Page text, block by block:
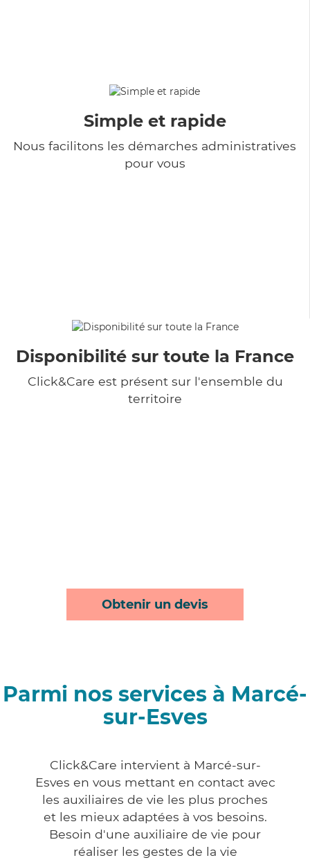
Simple et rapide
Nous facilitons les démarches administratives
pour vous
Disponibilité sur toute la France
Click&Care est présent sur l'ensemble du
territoire
Obtenir un devis
Parmi nos services à Marcé-
sur-Esves
Click&Care intervient à Marcé-sur-
Esves en vous mettant en contact avec
les auxiliaires de vie les plus proches
et les mieux adaptées à vos besoins.
Besoin d'une auxiliaire de vie pour
réaliser les gestes de la vie